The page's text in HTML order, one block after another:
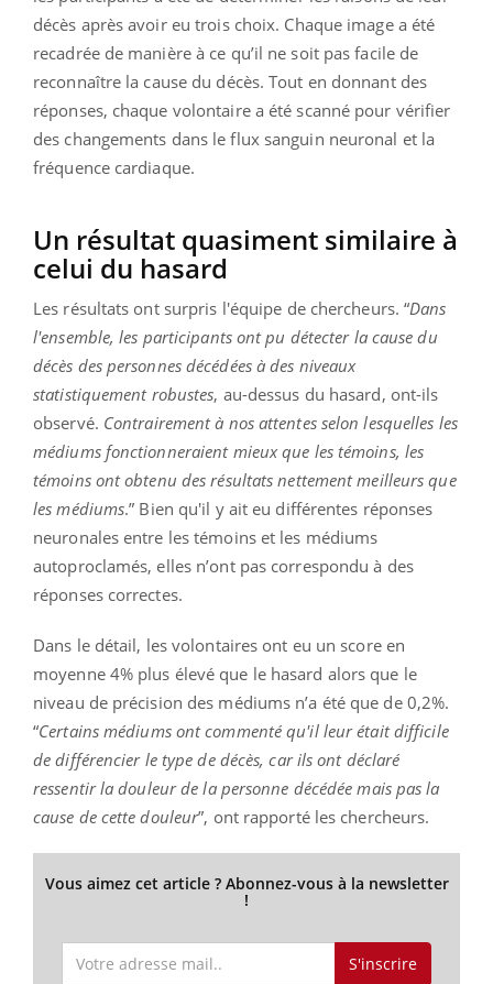
décès après avoir eu trois choix. Chaque image a été
recadrée de manière à ce qu’il ne soit pas facile de
reconnaître la cause du décès. Tout en donnant des
réponses, chaque volontaire a été scanné pour vérifier
des changements dans le flux sanguin neuronal et la
fréquence cardiaque.
Un résultat quasiment similaire à
celui du hasard
Les résultats ont surpris l'équipe de chercheurs. “Dans
l'ensemble, les participants ont pu détecter la cause du
décès des personnes décédées à des niveaux
statistiquement robustes, au-dessus du hasard, ont-ils
observé. Contrairement à nos attentes selon lesquelles les
médiums fonctionneraient mieux que les témoins, les
témoins ont obtenu des résultats nettement meilleurs que
les médiums.” Bien qu'il y ait eu différentes réponses
neuronales entre les témoins et les médiums
autoproclamés, elles n’ont pas correspondu à des
réponses correctes.
Dans le détail, les volontaires ont eu un score en
moyenne 4% plus élevé que le hasard alors que le
niveau de précision des médiums n’a été que de 0,2%.
“Certains médiums ont commenté qu'il leur était difficile
de différencier le type de décès, car ils ont déclaré
ressentir la douleur de la personne décédée mais pas la
cause de cette douleur”, ont rapporté les chercheurs.
Vous aimez cet article ? Abonnez-vous à la newsletter
!
S'inscrire